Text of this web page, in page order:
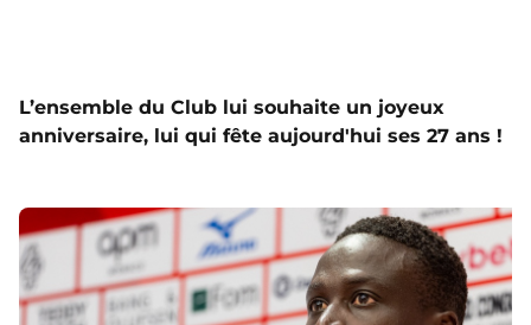
L’ensemble du Club lui souhaite un joyeux
anniversaire, lui qui fête aujourd'hui ses 27 ans !